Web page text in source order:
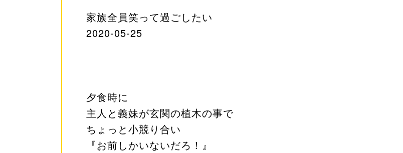
家族全員笑って過ごしたい
2020-05-25
夕食時に
主人と義妹が玄関の植木の事で
ちょっと小競り合い
『お前しかいないだろ！』